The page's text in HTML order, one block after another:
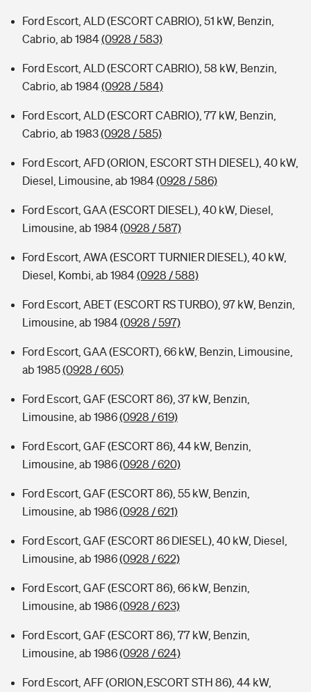
Ford Escort, ALD (ESCORT CABRIO), 51 kW, Benzin,
Cabrio, ab 1984(0928 / 583)
Ford Escort, ALD (ESCORT CABRIO), 58 kW, Benzin,
Cabrio, ab 1984(0928 / 584)
Ford Escort, ALD (ESCORT CABRIO), 77 kW, Benzin,
Cabrio, ab 1983(0928 / 585)
Ford Escort, AFD (ORION, ESCORT STH DIESEL), 40 kW,
Diesel, Limousine, ab 1984(0928 / 586)
Ford Escort, GAA (ESCORT DIESEL), 40 kW, Diesel,
Limousine, ab 1984(0928 / 587)
Ford Escort, AWA (ESCORT TURNIER DIESEL), 40 kW,
Diesel, Kombi, ab 1984(0928 / 588)
Ford Escort, ABET (ESCORT RS TURBO), 97 kW, Benzin,
Limousine, ab 1984(0928 / 597)
Ford Escort, GAA (ESCORT), 66 kW, Benzin, Limousine,
ab 1985(0928 / 605)
Ford Escort, GAF (ESCORT 86), 37 kW, Benzin,
Limousine, ab 1986(0928 / 619)
Ford Escort, GAF (ESCORT 86), 44 kW, Benzin,
Limousine, ab 1986(0928 / 620)
Ford Escort, GAF (ESCORT 86), 55 kW, Benzin,
Limousine, ab 1986(0928 / 621)
Ford Escort, GAF (ESCORT 86 DIESEL), 40 kW, Diesel,
Limousine, ab 1986(0928 / 622)
Ford Escort, GAF (ESCORT 86), 66 kW, Benzin,
Limousine, ab 1986(0928 / 623)
Ford Escort, GAF (ESCORT 86), 77 kW, Benzin,
Limousine, ab 1986(0928 / 624)
Ford Escort, AFF (ORION,ESCORT STH 86), 44 kW,